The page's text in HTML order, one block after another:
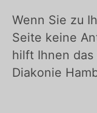
Wenn Sie zu
Seite keine
hilft Ihnen
Diakonie